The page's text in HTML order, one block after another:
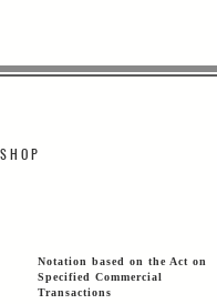
H O P
Notation based on the Act on
Specified Commercial
Transactions